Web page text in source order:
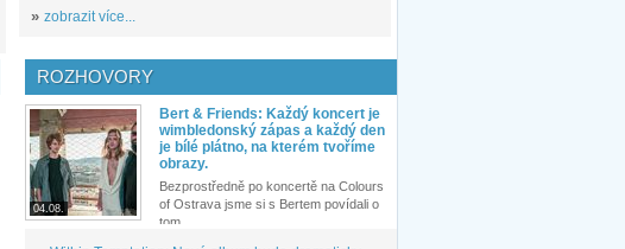
» zobrazit více...
ROZHOVORY
04.08.
Bert & Friends: Každý koncert je
wimbledonský zápas a každý den
je bílé plátno, na kterém tvoříme
obrazy.
Bezprostředně po koncertě na Colours
of Ostrava jsme si s Bertem povídali o
tom,...